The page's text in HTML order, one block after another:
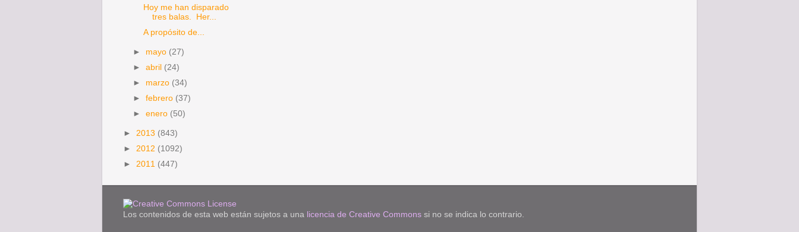
Hoy me han disparado
tres balas. Her...
A propósito de...
► mayo (27)
►abril (24)
► marzo (34)
►febrero (37)
►enero (50)
► 2013 (843)
► 2012 (1092)
► 2011 (447)
Los contenidos de esta web están sujetos a una licencia de Creative Commons si no se indica lo contrario.